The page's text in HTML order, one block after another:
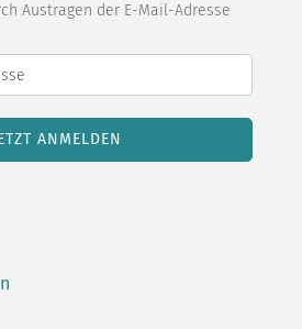
Austragen der E-Mail-Adresse